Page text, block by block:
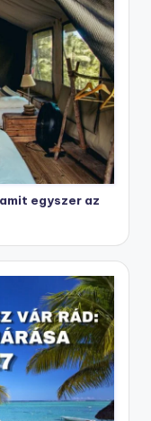
egyszer az